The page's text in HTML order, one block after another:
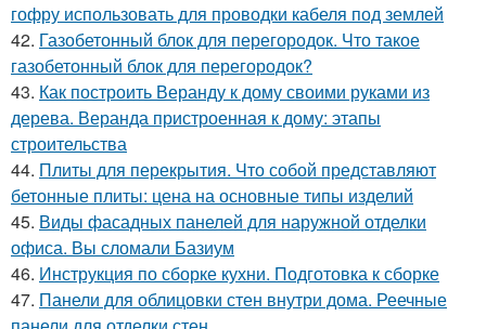
гофру использовать для проводки кабеля под землей
42. Газобетонный блок для перегородок. Что такое
газобетонный блок для перегородок?
43. Как построить Веранду к дому своими руками из
дерева. Веранда пристроенная к дому: этапы
строительства
44. Плиты для перекрытия. Что собой представляют
бетонные плиты: цена на основные типы изделий
45. Виды фасадных панелей для наружной отделки
офиса. Вы сломали Базиум
46. Инструкция по сборке кухни. Подготовка к сборке
47. Панели для облицовки стен внутри дома. Реечные